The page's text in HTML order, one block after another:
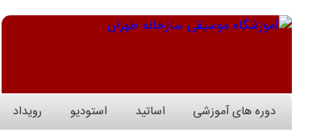
دوره های آموزشی اساتید استودیو رویداد